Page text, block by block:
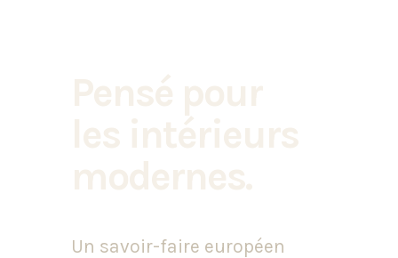
Un savoir-faire européen